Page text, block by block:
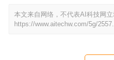
本文来自网络，不代表AI科技网立
https://www.aitechw.com/5g/